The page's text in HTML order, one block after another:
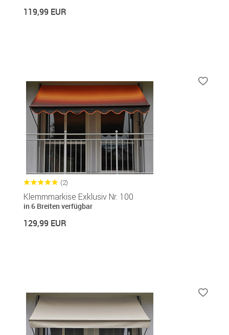
119,99 EUR
(2)
Klemmmarkise Exklusiv Nr. 100
in 6 Breiten verfügbar
129,99 EUR